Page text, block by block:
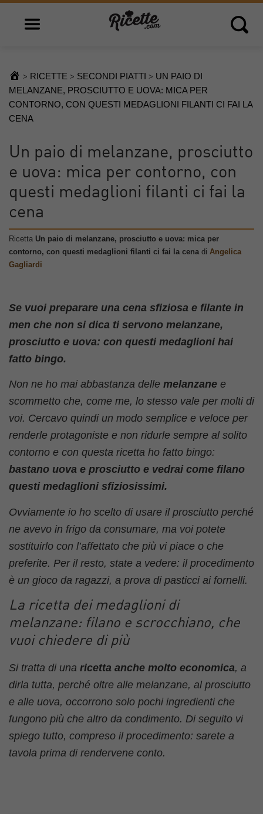
Open main menu Open
> RICETTE > SECONDI PIATTI > UN PAIO DI
MELANZANE, PROSCIUTTO E UOVA: MICA PER
CONTORNO, CON QUESTI MEDAGLIONI FILANTI CI FAI LA
CENA
Un paio di melanzane, prosciutto
e uova: mica per contorno, con
questi medaglioni filanti ci fai la
cena
Ricetta Un paio di melanzane, prosciutto e uova: mica per
contorno, con questi medaglioni filanti ci fai la cena di Angelica
Gagliardi
Se vuoi preparare una cena sfiziosa e filante in
men che non si dica ti servono melanzane,
prosciutto e uova: con questi medaglioni hai
fatto bingo.
Non ne ho mai abbastanza delle melanzane e
scommetto che, come me, lo stesso vale per molti di
voi. Cercavo quindi un modo semplice e veloce per
renderle protagoniste e non ridurle sempre al solito
contorno e con questa ricetta ho fatto bingo:
bastano uova e prosciutto e vedrai come filano
questi medaglioni sfiziosissimi.
Ovviamente io ho scelto di usare il prosciutto perché
ne avevo in frigo da consumare, ma voi potete
sostituirlo con l’affettato che più vi piace o che
preferite. Per il resto, state a vedere: il procedimento
è un gioco da ragazzi, a prova di pasticci ai fornelli.
La ricetta dei medaglioni di
melanzane: filano e scrocchiano, che
vuoi chiedere di più
Si tratta di una ricetta anche molto economica, a
dirla tutta, perché oltre alle melanzane, al prosciutto
e alle uova, occorrono solo pochi ingredienti che
fungono più che altro da condimento. Di seguito vi
spiego tutto, compreso il procedimento: sarete a
tavola prima di rendervene conto.